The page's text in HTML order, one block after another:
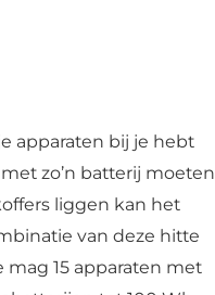
apparaten bij je hebt
zo’n batterij moeten
liggen kan het
van deze hitte
15 apparaten met